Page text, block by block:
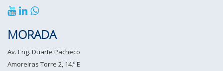
MORADA
Av. Eng. Duarte Pacheco
Amoreiras Torre 2, 14.º E